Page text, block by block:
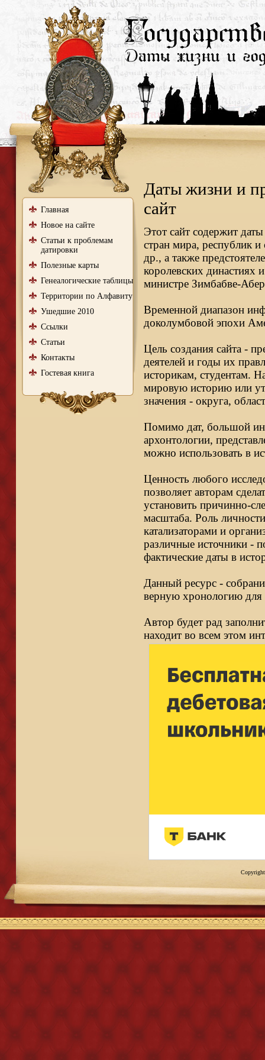
Главная
Новое на сайте
Статьи к проблемам
датировки
Полезные карты
Генеалогические таблицы
Территории по Алфавиту
Ушедшие 2010
Ссылки
Статьи
Контакты
Гостевая книга
Даты жизни и
сайт
Этот сайт содержит
стран мира, республик и
др., а также
королевских династиях
министре Зимбабве-
Временной диапазон
доколумбовой эпохи
Цель создания сайта -
деятелей и годы их
историкам, студентам.
мировую историю или
значения - округа,
Помимо дат, большой
архонтологии,
можно использовать в
Ценность любого
позволяет авторам
установить причинно-
масштаба. Роль
катализаторами и
различные источники -
фактические даты в
Данный ресурс -
верную хронологию для
Автор будет рад
находит во всем этом
Copyright